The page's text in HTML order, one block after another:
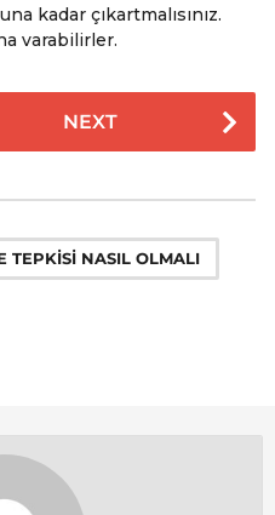
kadar çıkartmalısınız.
varabilirler.
NEXT
TEPKISI NASIL OLMALI